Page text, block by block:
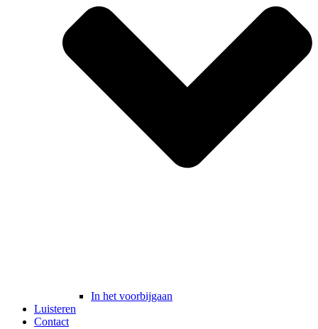
In het voorbijgaan
Luisteren
Contact